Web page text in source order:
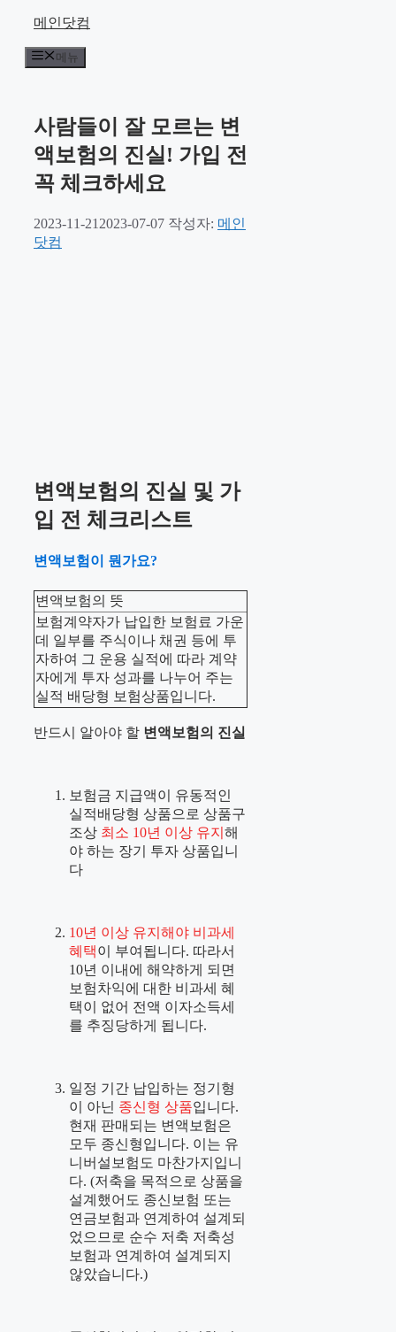
메인닷컴
메뉴
사람들이 잘 모르는 변
액보험의 진실! 가입 전
꼭 체크하세요
2023-11-21 2023-07-07 작성자: 메인
닷컴
변액보험의 진실 및 가
입 전 체크리스트
변액보험이 뭔가요?
변액보험의 뜻
보험계약자가 납입한 보험료 가운
데 일부를 주식이나 채권 등에 투
자하여 그 운용 실적에 따라 계약
자에게 투자 성과를 나누어 주는
실적 배당형 보험상품입니다.
반드시 알아야 할 변액보험의 진실
보험금 지급액이 유동적인
실적배당형 상품으로 상품구
조상 최소 10년 이상 유지 해
야 하는 장기 투자 상품입니
다
10년 이상 유지해야 비과세
혜택이 부여됩니다. 따라서
10년 이내에 해약하게 되면
보험차익에 대한 비과세 혜
택이 없어 전액 이자소득세
를 추징당하게 됩니다.
일정 기간 납입하는 정기형
이 아닌 종신형 상품입니다.
현재 판매되는 변액보험은
모두 종신형입니다. 이는 유
니버설보험도 마찬가지입니
다. (저축을 목적으로 상품을
설계했어도 종신보험 또는
연금보험과 연계하여 설계되
었으므로 순수 저축 저축성
보험과 연계하여 설계되지
않았습니다.)